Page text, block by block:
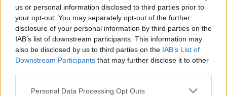
us or personal information disclosed to third parties prior to
your opt-out. You may separately opt-out of the further
disclosure of your personal information by third parties on the
IAB’s list of downstream participants. This information may
also be disclosed by us to third parties on the IAB’s List of
Downstream Participants that may further disclose it to other
Personal Data Processing Opt Outs
Δείτε Ακόμη
συνεργασία δημοσίου και ιδιωτικού